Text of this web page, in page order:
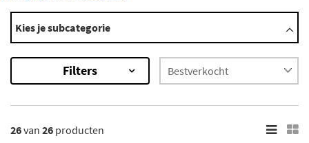
Modellen
Cabrio
Clubman
Countryman
Coupe
×
Kies je subcategorie
Filters
26van 26 producten